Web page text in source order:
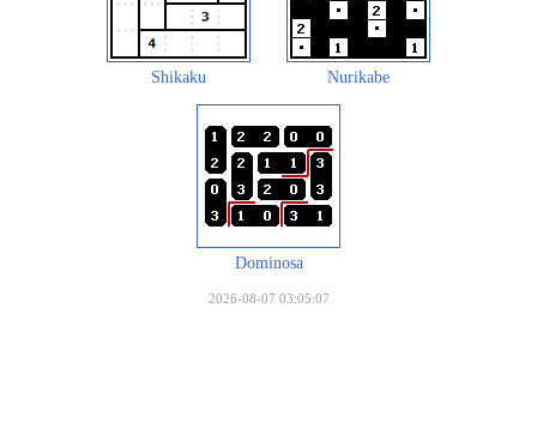
Shikaku Nurikabe
Dominosa
2026-08-07 03:05:07